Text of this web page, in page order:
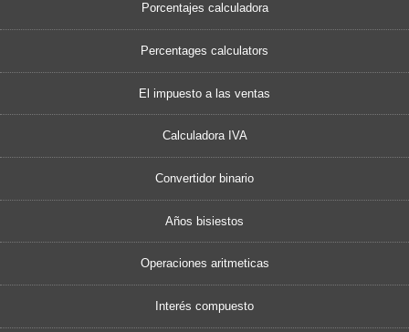
Porcentajes calculadora
Percentages calculators
El impuesto a las ventas
Calculadora IVA
Convertidor binario
Años bisiestos
Operaciones aritmeticas
Interés compuesto